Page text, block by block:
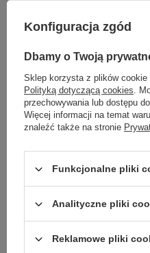
Podmiot odpowiedzialny za ten
produkt na terenie UE
Szerokość klosza
Moc (Watt)
Z tej samej serii:
Konfiguracja zgód
Dbamy o Twoją
Sklep korzysta z plików cookie
Polityką dotyczącą cookies.
przechowywania lub dostępu
Więcej informacji na temat
znaleźć także na stronie
Funkcjonalne pliki
Analityczne pliki
Reklamowe pliki